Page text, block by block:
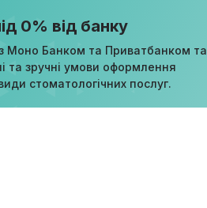
0% від банку
Моно Банком та Приватбанком та
та зручні умови оформлення
стоматологічних послуг.